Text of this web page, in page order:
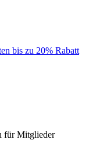
bis zu 20% Rabatt
für Mitglieder